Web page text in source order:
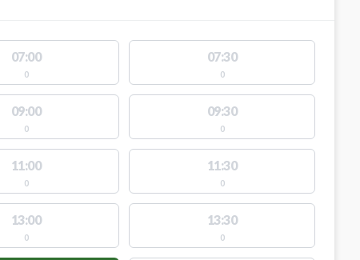
07:00
0
07:30
0
09:00
0
09:30
0
11:00
0
11:30
0
13:00
0
13:30
0